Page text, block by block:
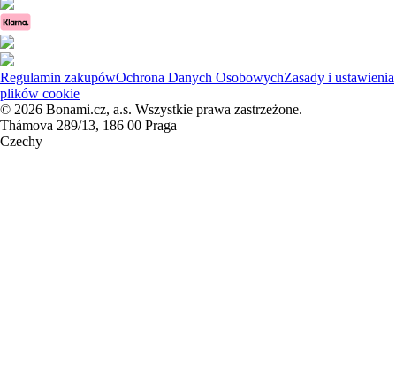
Regulamin zakupówOchrona Danych OsobowychZasady i ustawienia
plików cookie
© 2026 Bonami.cz, a.s. Wszystkie prawa zastrzeżone.
Thámova 289/13, 186 00 Praga
Czechy